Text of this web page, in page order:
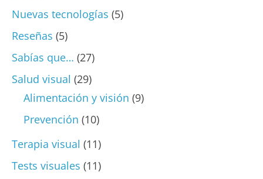
Nuevas tecnologías (5)
Reseñas (5)
Sabías que… (27)
Salud visual (29)
Alimentación y visión (9)
Prevención (10)
Terapia visual (11)
Tests visuales (11)